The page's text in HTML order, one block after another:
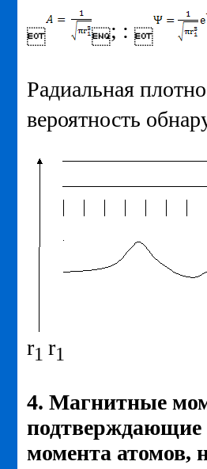
 ; : 
Радиальная
вероятность
r1 r1
4. Магнитные
подтверждающие
момента атомов,